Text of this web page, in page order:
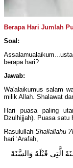
Berapa Hari Jumlah
Soal:
berapa hari?
Jawab:
Wa'alaikumus salam
milik Allah. Shalawat
Hari puasa paling
Dzulhijjah). Puasa satu
RasulullahShallallahu
hari ‘Arafah,
الَّتِى قَبْلَهُ وَالسَّنَةَ